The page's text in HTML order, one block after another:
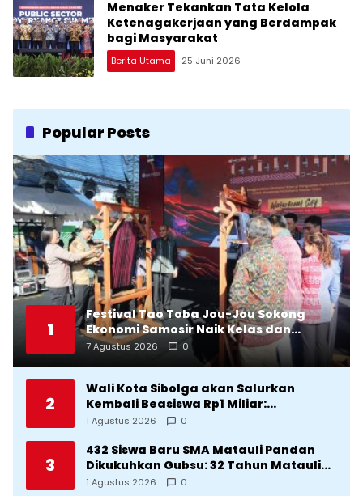
Menaker Tekankan Tata Kelola
Ketenagakerjaan yang Berdampak
bagi Masyarakat
Berita Utama 25 Juni 2026
Popular Posts
1
Festival Tao Toba Jou-Jou Sokong
Ekonomi Samosir Naik Kelas dan
Pariwisata Menjadi Sumber
Pertumbuhan Ekonomi Baru
7 Agustus 2026 0
2
Wali Kota Sibolga akan Salurkan
Kembali Beasiswa Rp1 Miliar:
Diproritaskan Mahasiswa Korban
1 Agustus 2026 0
3
432 Siswa Baru SMA Matauli Pandan
Dikukuhkan Gubsu: 32 Tahun Matauli
Cetak SDM Unggul
1 Agustus 2026 0